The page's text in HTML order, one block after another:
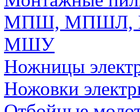
МПШ, МПШЛ,
МШУ
Ножницы
Ножовки